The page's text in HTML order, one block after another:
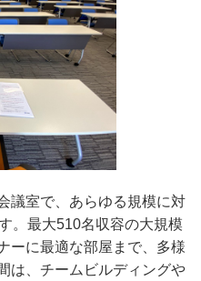
議室で、あらゆる規模に対
。最大510名収容の大規模
ーに最適な部屋まで、多様
は、チームビルディングや